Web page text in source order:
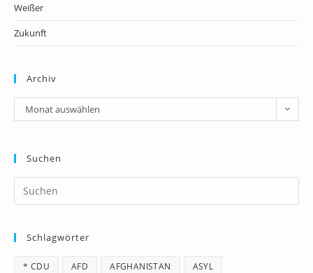
Weißer
Zukunft
Archiv
Archiv
Monat auswählen
Suchen
Schlagwörter
* CDU AFD AFGHANISTAN ASYL